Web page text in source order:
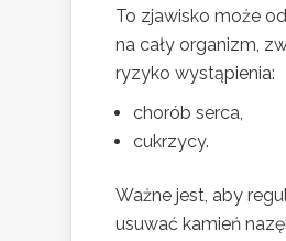
To zjawisko może
na cały organizm,
ryzyko wystąpienia:
chorób serca,
cukrzycy.
Ważne jest, aby
usuwać kamień